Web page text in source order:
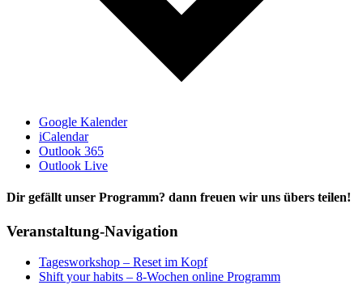
Google Kalender
iCalendar
Outlook 365
Outlook Live
Dir gefällt unser Programm? dann freuen wir uns übers teilen!
Facebook
X
Reddit
LinkedIn
WhatsApp
Tumblr
Pinterest
Vk
E-
Veranstaltung-Navigation
Tagesworkshop – Reset im Kopf
Shift your habits – 8-Wochen online Programm